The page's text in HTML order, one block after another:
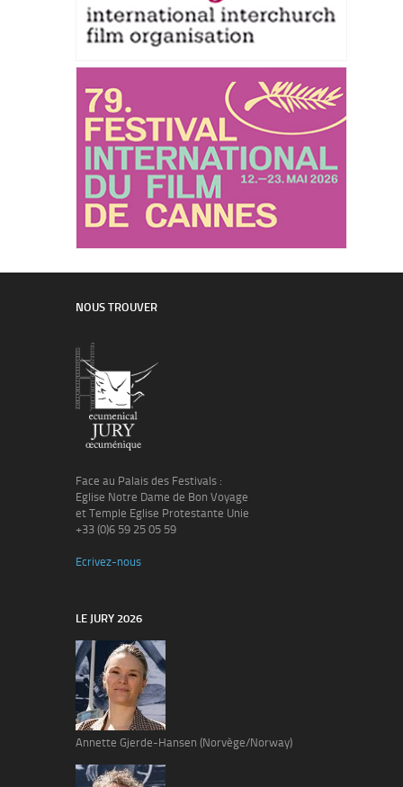
NOUS TROUVER
Face au Palais des Festivals :
Eglise Notre Dame de Bon Voyage
et Temple Eglise Protestante Unie
+33 (0)6 59 25 05 59
Ecrivez-nous
LE JURY 2026
Annette Gjerde-Hansen (Norvège/Norway)